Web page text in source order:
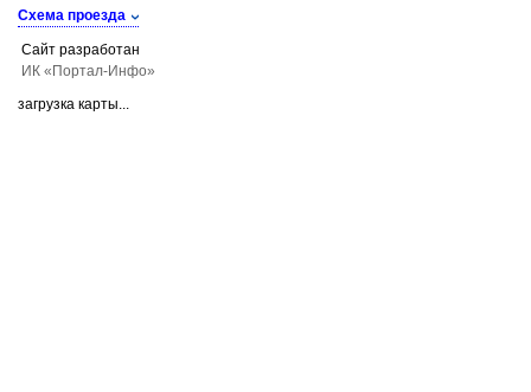
Схема проезда
Сайт разработан
ИК «Портал-Инфо»
загрузка карты...